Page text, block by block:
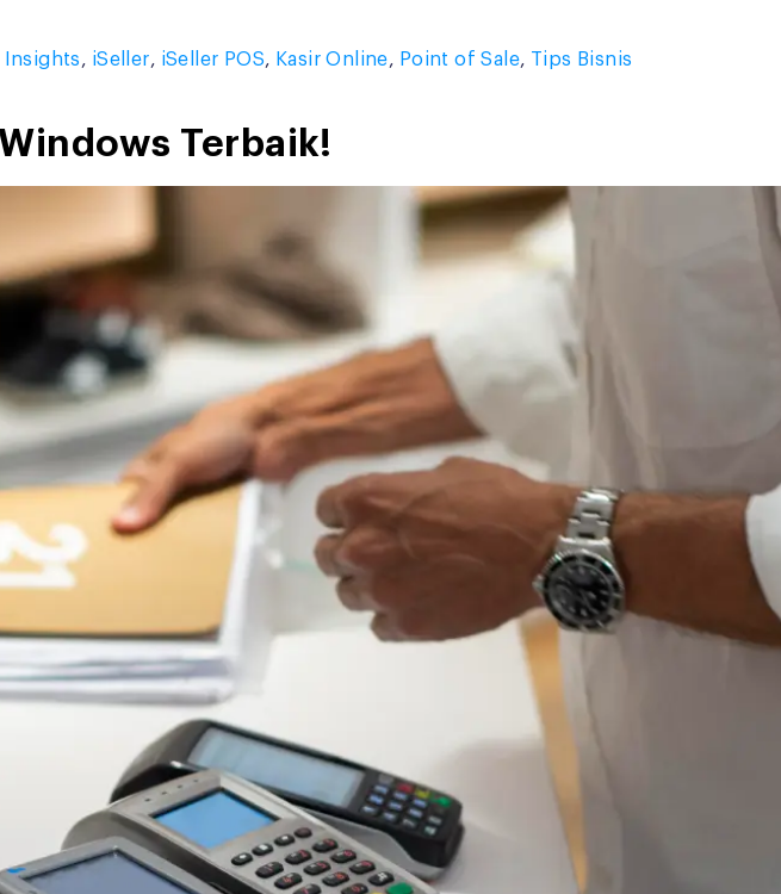
Insights, iSeller, iSeller POS, Kasir Online, Point of Sale, Tips Bisnis
Terbaik!